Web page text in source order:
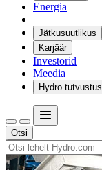
Energia
Jätkusuutlikus
Karjäär
Investorid
Meedia
Hydro tutvustus
Otsi